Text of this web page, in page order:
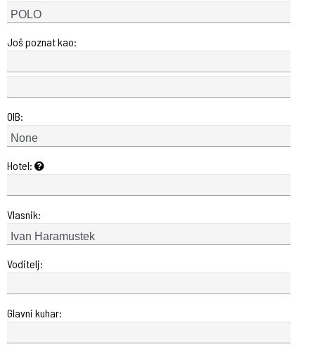
Još poznat kao:
OIB:
Hotel:
Vlasnik:
Voditelj:
Glavni kuhar: